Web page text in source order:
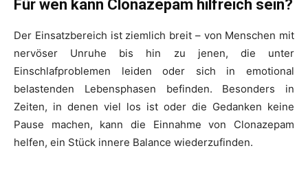
Für wen kann Clonazepam hilfreich sein?
Der Einsatzbereich ist ziemlich breit – von Menschen mit
nervöser Unruhe bis hin zu jenen, die unter
Einschlafproblemen leiden oder sich in emotional
belastenden Lebensphasen befinden. Besonders in
Zeiten, in denen viel los ist oder die Gedanken keine
Pause machen, kann die Einnahme von Clonazepam
helfen, ein Stück innere Balance wiederzufinden.